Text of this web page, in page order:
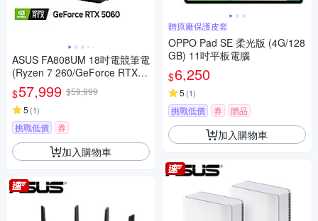
ASUS FA808UM 18吋電競筆電
(Ryzen 7 260/GeForce RTX 5
060 8GB/16GB/1TB SSD/御鐵
灰/TUF Gaming A18)
$57,999 $59,999
5 (1)
挑戰低價 券
加入購物車
贈原廠保護皮套
OPPO Pad SE 柔光版 (4G/128
GB) 11吋平板電腦
$6,250
5 (1)
挑戰低價 券 贈品
加入購物車